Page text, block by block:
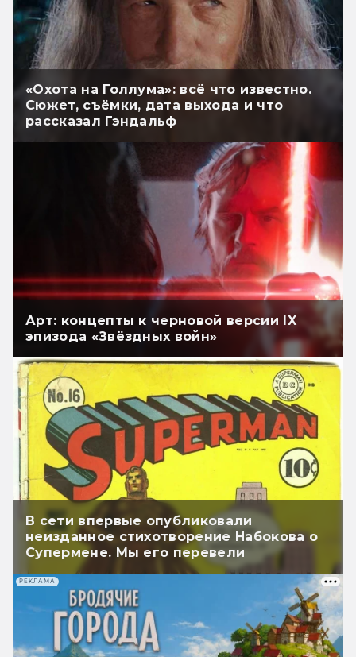
«Охота на Голлума»: всё что известно.
Сюжет, съёмки, дата выхода и что
рассказал Гэндальф
Арт: концепты к черновой версии IX
эпизода «Звёздных войн»
В сети впервые опубликовали
неизданное стихотворение Набокова о
Супермене. Мы его перевели
РЕКЛАМА